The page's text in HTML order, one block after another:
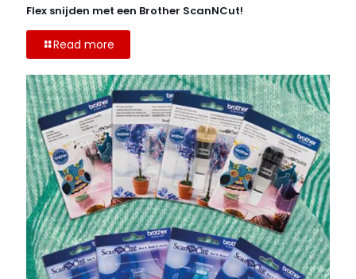
Flex snijden met een Brother ScanNCut!
Read more